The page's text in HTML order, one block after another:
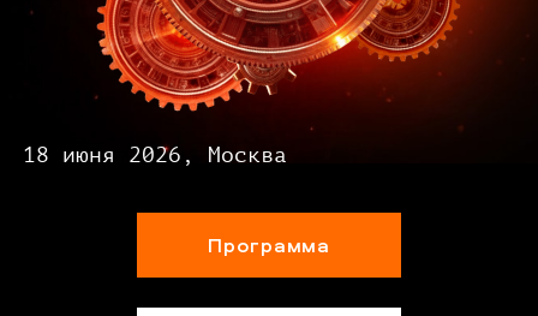
18 июня 2026, Москва
Программа